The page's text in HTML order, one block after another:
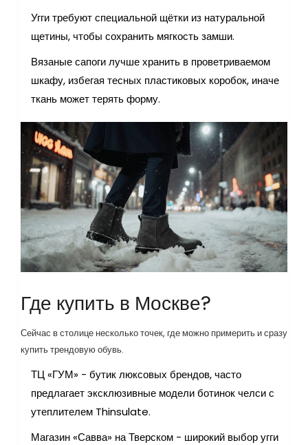
Угги требуют специальной щётки из натуральной
щетины, чтобы сохранить мягкость замши.
Вязаные сапоги лучше хранить в проветриваемом
шкафу, избегая тесных пластиковых коробок, иначе
ткань может терять форму.
Где купить в Москве?
Сейчас в столице несколько точек, где можно примерить и сразу
купить трендовую обувь.
ТЦ «ГУМ» - бутик люксовых брендов, часто
предлагает эксклюзивные модели ботинок челси с
утеплителем Thinsulate.
Магазин «Савва» на Тверском - широкий выбор угги